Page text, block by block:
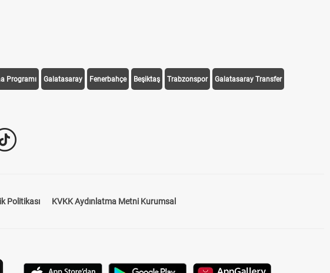
Programı Galatasaray Fenerbahçe Beşiktaş Trabzonspor Galatasaray Transfer
Politikası KVKK Aydınlatma Metni Kurumsal